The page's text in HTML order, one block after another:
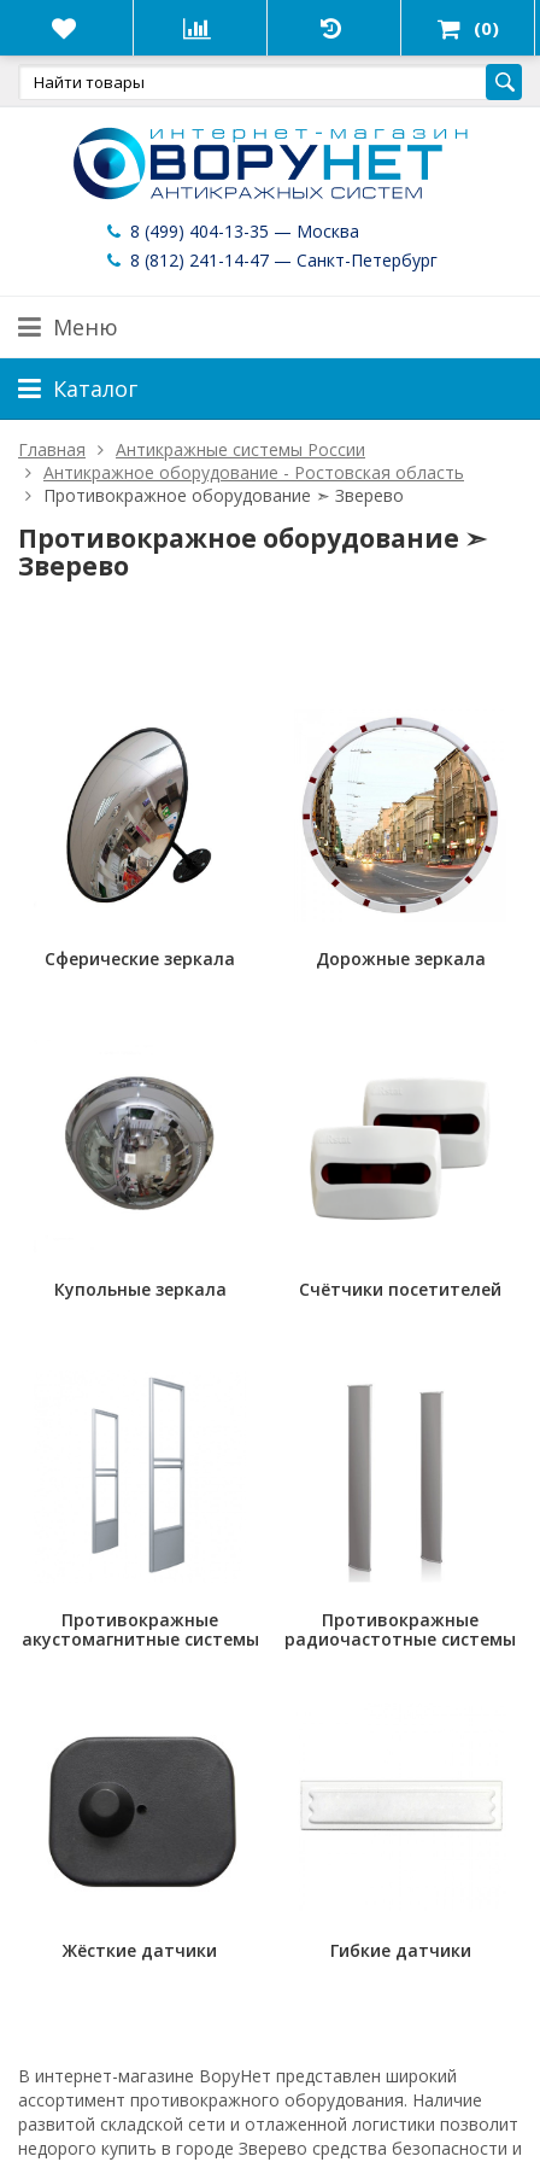
(0)
8 (499) 404-13-35 — Москва
8 (812) 241-14-47 — Санкт-Петербург
Меню
Каталог
Главная
Антикражные системы России
Антикражное оборудование - Ростовская область
Противокражное оборудование ➣ Зверево
Противокражное оборудование ➣
Зверево
Сферические зеркала Дорожные зеркала
Купольные зеркала Счётчики посетителей
Противокражные
акустомагнитные системы
Противокражные
радиочастотные системы
Жёсткие датчики Гибкие датчики
В интернет-магазине ВоруНет представлен широкий
ассортимент противокражного оборудования. Наличие
развитой складской сети и отлаженной логистики позволит
недорого купить в городе Зверево средства безопасности и